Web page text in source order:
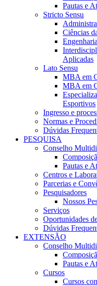
Pautas e
Stricto Sensu
Ciências
Aplicadas
Lato Sensu
MBA em
MBA em
Esportivos
Ingresso e
Normas e
Dúvidas
PESQUISA
Conselho
Pautas e
Centros e
Parcerias e
Pesquisadores
Nossos
Serviços
Oportunidades
Dúvidas
EXTENSÃO
Conselho
Pautas e
Cursos
Cursos